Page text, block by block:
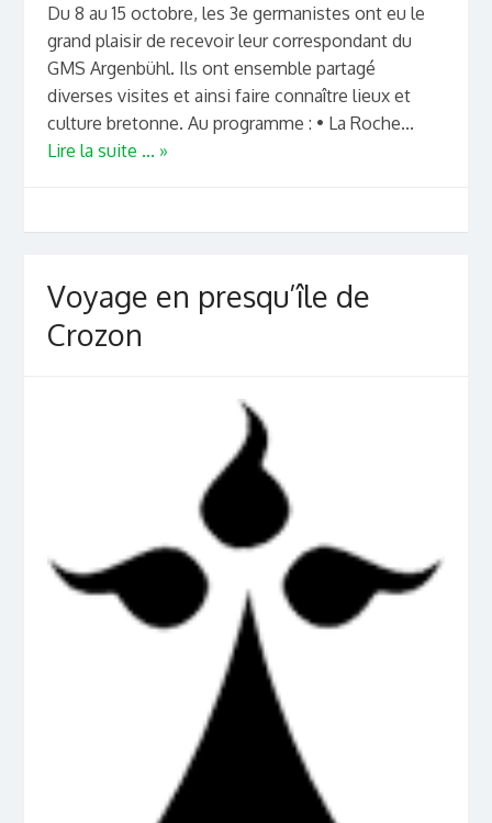
Du 8 au 15 octobre, les 3e germanistes ont eu le
grand plaisir de recevoir leur correspondant du
GMS Argenbühl. Ils ont ensemble partagé
diverses visites et ainsi faire connaître lieux et
culture bretonne. Au programme : • La Roche...
Lire la suite ... »
Voyage en presqu’île de
Crozon